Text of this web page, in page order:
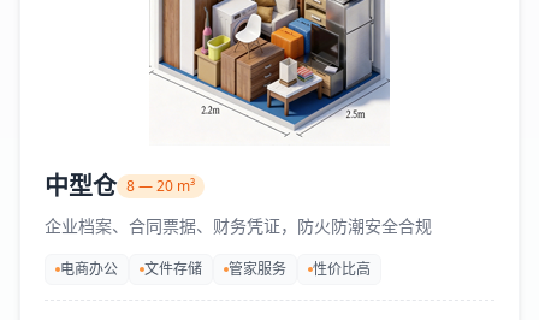
中型仓 8 — 20 m³
企业档案、合同票据、财务凭证，防火防潮安全合规
电商办公 文件存储 管家服务 性价比高